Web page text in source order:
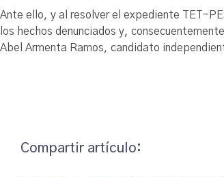
Ante ello, y al resolver el expediente TET-
los hechos denunciados y,
Abel Armenta Ramos, candidato
Compartir artículo: